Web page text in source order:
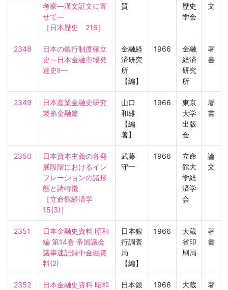
考察—漢文証文に寄
せて—
［日本歴史　216］
質
歴史
学会
文
2348
日本の銀行制度確立
史—日本金融市場発
達史Ⅱ—
金融経
済研究
所
【編】
1966
金融
経済
研究
所
著
書
2349
日本産業金融史研究
製糸金融篇
山口
和雄
【編
著】
1966
東京
大学
出版
会
著
書
2350
日本資本主義の各発
展段階におけるイン
フレーションの諸形
態と諸特徴
［立命館経済学
15(3)］
武藤
守一
1966
立命
館大
学経
済学
会
論
文
2351
日本金融史資料 昭和
編 第14巻 帝国議会
議事速記録中金融資
料(2)
日本銀
行調査
局
【編】
1966
大蔵
省印
刷局
著
書
2352
日本金融史資料 昭和
日本銀
1966
大蔵
著